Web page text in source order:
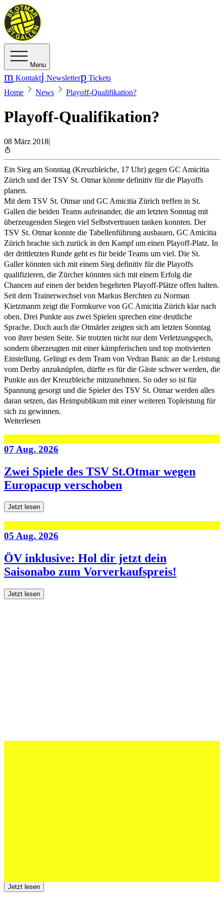
Menu
Kontakt Newsletter
Tickets
Home
News Playoff-Qualifikation?
Playoff-Qualifikation?
08 März 2018|
Ein Sieg am Sonntag (Kreuzbleiche, 17 Uhr) gegen GC Amicitia
Zürich und der TSV St. Otmar könnte definitiv für die Playoffs
planen.
Mit dem TSV St. Otmar und GC Amicitia Zürich treffen in St.
Gallen die beiden Teams aufeinander, die am letzten Sonntag mit
überzeugenden Siegen viel Selbstvertrauen tanken konnten. Der
TSV St. Otmar konnte die Tabellenführung ausbauen, GC Amicitia
Zürich brachte sich zurück in den Kampf um einen Playoff-Platz. In
der drittletzten Runde geht es für beide Teams um viel. Die St.
Galler könnten sich mit einem Sieg definitiv für die Playoffs
qualifizieren, die Zürcher könnten sich mit einem Erfolg die
Chancen auf einen der beiden begehrten Playoff-Plätze offen halten.
Seit dem Trainerwechsel von Markus Berchten zu Norman
Kietzmanm zeigt die Formkurve von GC Amicitia Zürich klar nach
oben. Drei Punkte aus zwei Spielen sprechen eine deutliche
Sprache. Doch auch die Otmärler zeigten sich am letzten Sonntag
von ihrer besten Seite. Sie trotzten nicht nur dem Verletzungspech,
sondern überzeugten mit einer kämpferischen und top motivierten
Einstellung. Gelingt es dem Team von Vedran Banic an die Leistung
vom Derby anzuknüpfen, dürfte es für die Gäste schwer werden, die
Punkte aus der Kreuzbleiche mitzunehmen. So oder so ist für
Spannung gesorgt und die Spieler des TSV St. Otmar werden alles
daran setzen, das Heimpublikum mit einer weiteren Topleistung für
sich zu gewinnen.
Weiterlesen
07 Aug. 2026
Zwei Spiele des TSV St.Otmar wegen
Europacup verschoben
Jetzt lesen
05 Aug. 2026
ÖV inklusive: Hol dir jetzt dein
Saisonabo zum Vorverkaufspreis!
Jetzt lesen
Jetzt lesen